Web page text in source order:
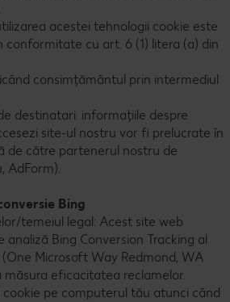
acestei tehnologii cookie este
cu art. 6 (1) litera (a) din
consimțământul prin intermediul
destinatari: informațiile despre
site-ul nostru vor fi prelucrate în
de către partenerul nostru de
AdForm).
Bing
temeiul legal: Acest site web
analiză Bing Conversion Tracking al
Microsoft Way Redmond, WA
eficacitatea reclamelor.
pe computerul tău atunci când